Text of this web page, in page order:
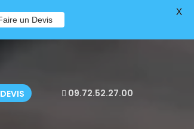
09.72.52.27.00
un Devis
X